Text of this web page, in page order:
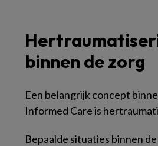
binnen de zorg
Een belangrijk concept
Informed Care is
Bepaalde situaties binnen